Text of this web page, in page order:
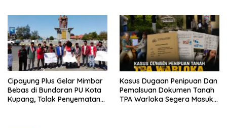
Cipayung Plus Gelar Mimbar
Bebas di Bundaran PU Kota
Kupang, Tolak Penyematan
Kasus Dugaan Penipuan Dan
Pemalsuan Dokumen Tanah
TPA Warloka Segera Masuk